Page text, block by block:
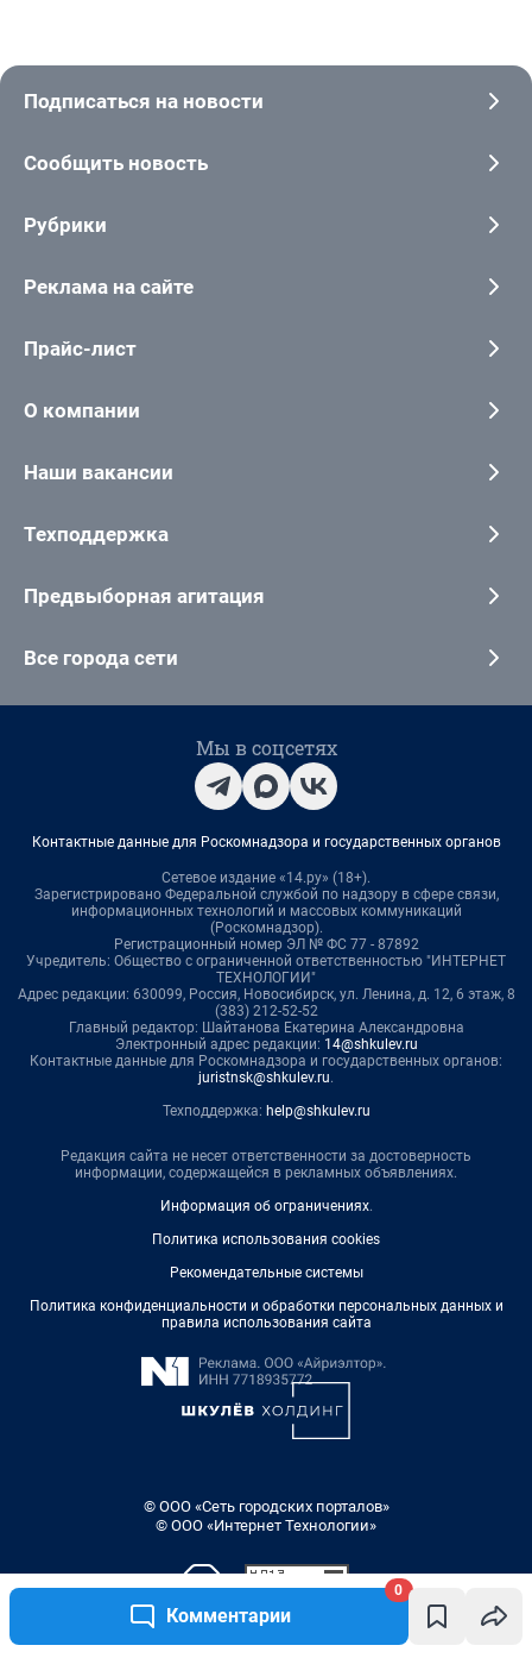
Комментарии
0
Подписаться на новости
Сообщить новость
Рубрики
Реклама на сайте
Прайс-лист
О компании
Наши вакансии
Техподдержка
Предвыборная агитация
Все города сети
Мы в соцсетях
Контактные данные для Роскомнадзора и государственных органов
Сетевое издание «14.ру» (18+).
Зарегистрировано Федеральной службой по надзору в сфере связи,
информационных технологий и массовых коммуникаций
(Роскомнадзор).
Регистрационный номер ЭЛ № ФС 77 - 87892
Учредитель: Общество с ограниченной ответственностью "ИНТЕРНЕТ
ТЕХНОЛОГИИ"
Адрес редакции: 630099, Россия, Новосибирск, ул. Ленина, д. 12, 6 этаж, 8
(383) 212-52-52
Главный редактор: Шайтанова Екатерина Александровна
Электронный адрес редакции: 14@shkulev.ru
Контактные данные для Роскомнадзора и государственных органов:
juristnsk@shkulev.ru.
Техподдержка: help@shkulev.ru
Редакция сайта не несет ответственности за достоверность
информации, содержащейся в рекламных объявлениях.
Информация об ограничениях.
Политика использования cookies
Рекомендательные системы
Политика конфиденциальности и обработки персональных данных и
правила использования сайта
© ООО «Сеть городских порталов»
© ООО «Интернет Технологии»